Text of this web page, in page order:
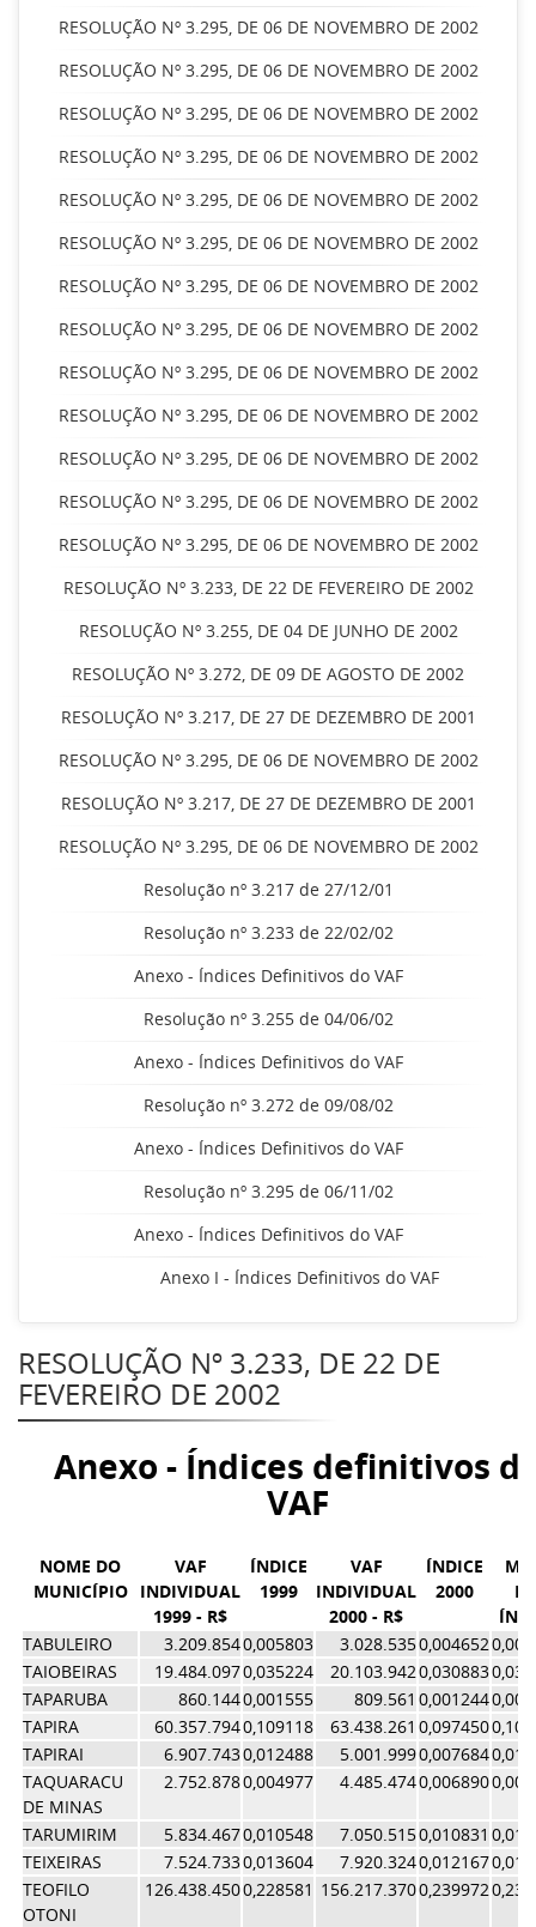
RESOLUÇÃO Nº 3.295, DE 06 DE NOVEMBRO DE 2002
RESOLUÇÃO Nº 3.295, DE 06 DE NOVEMBRO DE 2002
RESOLUÇÃO Nº 3.295, DE 06 DE NOVEMBRO DE 2002
RESOLUÇÃO Nº 3.295, DE 06 DE NOVEMBRO DE 2002
RESOLUÇÃO Nº 3.295, DE 06 DE NOVEMBRO DE 2002
RESOLUÇÃO Nº 3.295, DE 06 DE NOVEMBRO DE 2002
RESOLUÇÃO Nº 3.295, DE 06 DE NOVEMBRO DE 2002
RESOLUÇÃO Nº 3.295, DE 06 DE NOVEMBRO DE 2002
RESOLUÇÃO Nº 3.295, DE 06 DE NOVEMBRO DE 2002
RESOLUÇÃO Nº 3.295, DE 06 DE NOVEMBRO DE 2002
RESOLUÇÃO Nº 3.295, DE 06 DE NOVEMBRO DE 2002
RESOLUÇÃO Nº 3.295, DE 06 DE NOVEMBRO DE 2002
RESOLUÇÃO Nº 3.295, DE 06 DE NOVEMBRO DE 2002
RESOLUÇÃO Nº 3.233, DE 22 DE FEVEREIRO DE 2002
RESOLUÇÃO Nº 3.255, DE 04 DE JUNHO DE 2002
RESOLUÇÃO Nº 3.272, DE 09 DE AGOSTO DE 2002
RESOLUÇÃO Nº 3.217, DE 27 DE DEZEMBRO DE 2001
RESOLUÇÃO Nº 3.295, DE 06 DE NOVEMBRO DE 2002
RESOLUÇÃO Nº 3.217, DE 27 DE DEZEMBRO DE 2001
RESOLUÇÃO Nº 3.295, DE 06 DE NOVEMBRO DE 2002
Resolução nº 3.217 de 27/12/01
Resolução nº 3.233 de 22/02/02
Anexo - Índices Definitivos do VAF
Resolução nº 3.255 de 04/06/02
Anexo - Índices Definitivos do VAF
Resolução nº 3.272 de 09/08/02
Anexo - Índices Definitivos do VAF
Resolução nº 3.295 de 06/11/02
Anexo - Índices Definitivos do VAF
Anexo I - Índices Definitivos do VAF
RESOLUÇÃO Nº 3.233, DE 22 DE
FEVEREIRO DE 2002
Anexo - Índices definitivos
VAF
NOME DO
MUNICÍPIO
VAF
INDIVIDUAL
1999 - R$
ÍNDICE
1999
VAF
INDIVIDUAL
2000 - R$
ÍNDICE
2000
TABULEIRO
3.209.8540,005803 3.028.5350,004652
TAIOBEIRAS
19.484.0970,035224 20.103.9420,030883
TAPARUBA
860.1440,001555 809.561 0,001244
TAPIRA
60.357.7940,109118 63.438.261 0,097450
TAPIRAI
6.907.7430,012488 5.001.9990,007684
TAQUARACU
DE MINAS
2.752.8780,004977 4.485.4740,006890
TARUMIRIM 5.834.4670,010548 7.050.5150,010831
TEIXEIRAS
7.524.7330,013604 7.920.3240,012167
TEOFILO
OTONI
126.438.4500,228581 156.217.3700,239972